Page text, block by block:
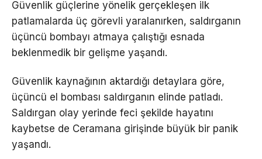
Güvenlik güçlerine yönelik gerçekleşen ilk
patlamalarda üç görevli yaralanırken, saldırganın
üçüncü bombayı atmaya çalıştığı esnada
beklenmedik bir gelişme yaşandı.
Güvenlik kaynağının aktardığı detaylara göre,
üçüncü el bombası saldırganın elinde patladı.
Saldırgan olay yerinde feci şekilde hayatını
kaybetse de Ceramana girişinde büyük bir panik
yaşandı.